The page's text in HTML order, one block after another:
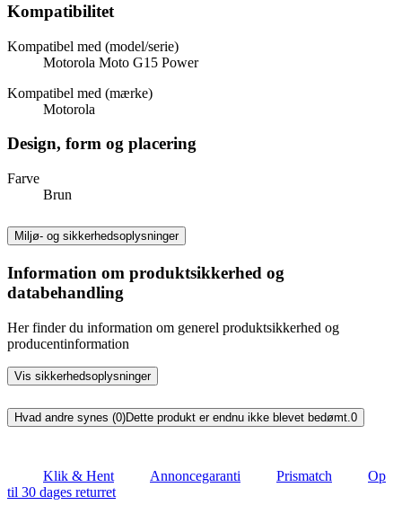
Kompatibilitet
Kompatibel med (model/serie)
Motorola Moto G15 Power
Kompatibel med (mærke)
Motorola
Design, form og placering
Farve
Brun
Miljø- og sikkerhedsoplysninger
Information om produktsikkerhed og
databehandling
Her finder du information om generel produktsikkerhed og
producentinformation
Vis sikkerhedsoplysninger
Hvad andre synes (0)Dette produkt er endnu ikke blevet bedømt.0
Klik & Hent Annoncegaranti Prismatch
Op
til 30 dages returret